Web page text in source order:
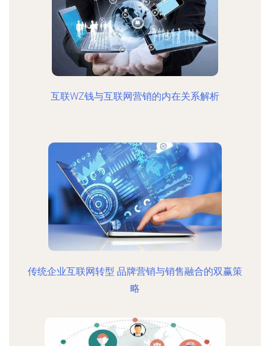
互联WZ钱与互联网营销的内在关系解析
传统企业互联网转型 品牌营销与销售融合的双赢策
略